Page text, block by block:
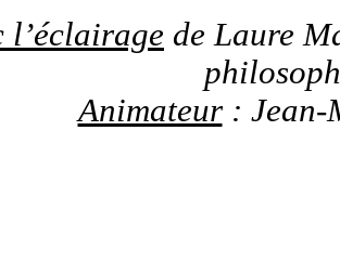
l’éclairage de Laure
Animateur: Jean-